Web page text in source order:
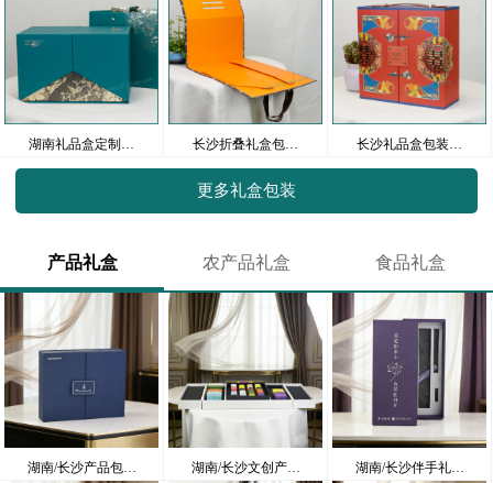
湖南礼品盒定制… 长沙折叠礼盒包… 长沙礼品盒包装…
更多礼盒包装
产品礼盒 农产品礼盒 食品礼盒
湖南/长沙产品包… 湖南/长沙文创产… 湖南/长沙伴手礼…